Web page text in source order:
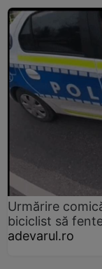
Urmărire
biciclist să
adevarul.ro